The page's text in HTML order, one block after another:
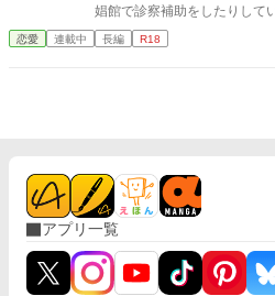
娼館で診察補助をしたりして
ない。 ある日、山の中で倒
団長・レイルドで女嫌いの噂
恋愛 連載中 長編 R18
アプリ一覧